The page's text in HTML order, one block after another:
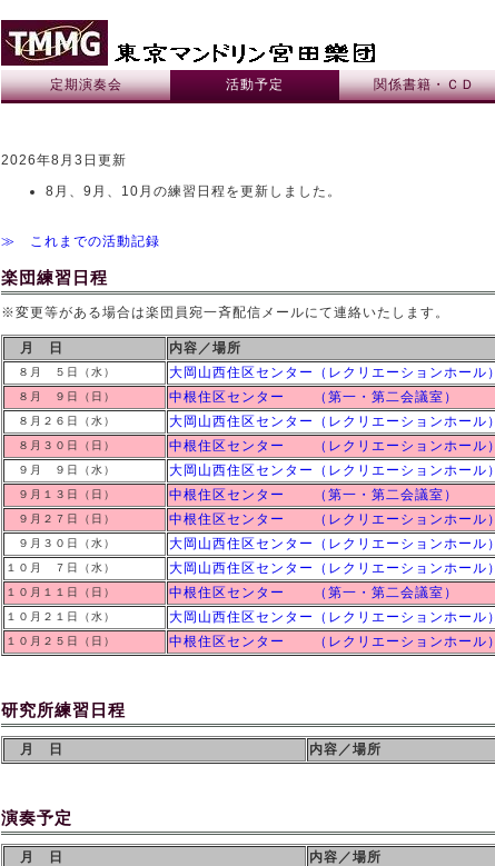
定期演奏会 活動予定 関係書籍・ＣＤ
2026年8月3日更新
8月、9月、10月の練習日程を更新しました。
≫ これまでの活動記録
楽団練習日程
※変更等がある場合は楽団員宛一斉配信メールにて連絡いたします。
月 日 内容／場所
８月 ５日（水） 大岡山西住区センター（レクリエーションホール）
８月 ９日（日）
中根住区センター （第一・第二会議室）
８月２６日（水）
大岡山西住区センター（レクリエーションホール）
８月３０日（日）
中根住区センター （レクリエーションホール）
９月 ９日（水）
大岡山西住区センター（レクリエーションホール）
９月１３日（日）
中根住区センター （第一・第二会議室）
９月２７日（日）
中根住区センター （レクリエーションホール）
９月３０日（水）
大岡山西住区センター（レクリエーションホール）
１０月 ７日（水）
大岡山西住区センター（レクリエーションホール）
１０月１１日（日）
中根住区センター （第一・第二会議室）
１０月２１日（水）
大岡山西住区センター（レクリエーションホール）
１０月２５日（日）
中根住区センター （レクリエーションホール）
研究所練習日程
月 日 内容／場所
演奏予定
月 日 内容／場所